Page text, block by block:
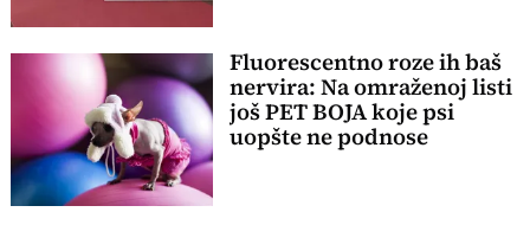
Fluorescentno roze ih baš
nervira: Na omraženoj listi
još PET BOJA koje psi
uopšte ne podnose